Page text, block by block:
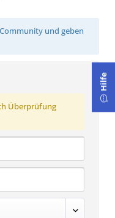
und geben
Überprüfung
Hilfe